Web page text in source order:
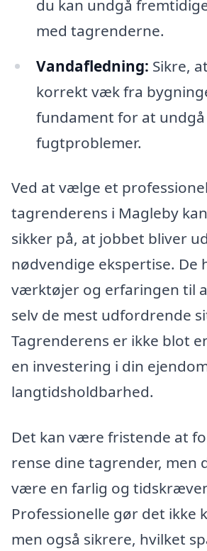
du kan undgå
med tagrenderne.
Vandafledning: Sikre,
korrekt væk fra
fundament for at undgå
fugtproblemer.
Ved at vælge et
tagrenderens i Magleby
sikker på, at jobbet bliver
nødvendige ekspertise. De
værktøjer og erfaringen til
selv de mest udfordrende
Tagrenderens er ikke blot
en investering i din
langtidsholdbarhed.
Det kan være fristende at
rense dine tagrender, men
være en farlig og
Professionelle gør det ikke
men også sikrere, hvilket